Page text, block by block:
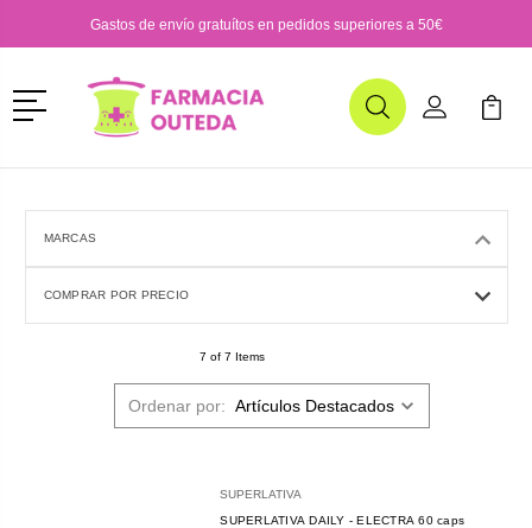
Gastos de envío gratuítos en pedidos superiores a 50€
Menú
BuscarMi Cuenta
Mi
MARCAS
COMPRAR POR PRECIO
7 of 7 Items
Ordenar por:
SUPERLATIVA
SUPERLATIVA DAILY - ELECTRA 60 caps